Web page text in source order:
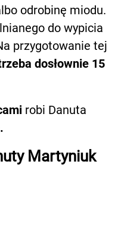
odrobinę miodu.
do wypicia
przygotowanie tej
dosłownie 15
robi Danuta
Martyniuk